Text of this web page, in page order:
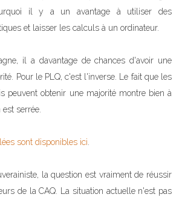
il y a un avantage à utiliser des
et laisser les calculs à un ordinateur.
il a davantage de chances d'avoir une
Pour le PLQ, c'est l'inverse. Le fait que les
peuvent obtenir une majorité montre bien à
serrée.
sont disponibles ici
la question est vraiment de réussir
de la CAQ. La situation actuelle n'est pas